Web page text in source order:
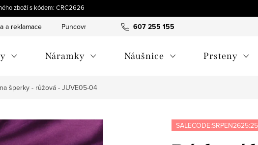
zboží s kódem: CRC2626
607 255 155
a reklamace Puncovní značky Hodnocení obchodu
Náramky Náušnice Prsteny
šperky - růžová - JUVE05-04